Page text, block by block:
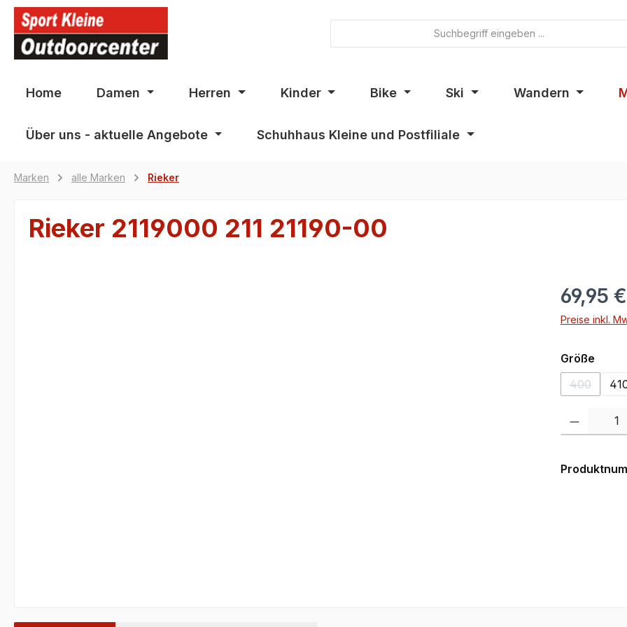
Zur Hauptnavigation springen
Home Damen Herren Kinder Bike Ski Wandern
Über uns - aktuelle Angebote Schuhhaus Kleine und Postfiliale
Marken alle Marken Rieker
Rieker 2119000 211 21190-00
69,95 €
Preise inkl.
Größe
400
(Diese